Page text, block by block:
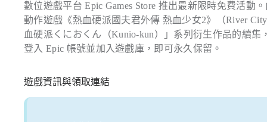
數位遊戲平台 Epic Games Store 推出最新限時免費活動
動作遊戲《熱血硬派國夫君外傳 熱血少女2》（River
血硬派くにおくん（Kunio-kun）」系列衍生作品的續
登入 Epic 帳號並加入遊戲庫，即可永久保留。
遊戲資訊與領取連結